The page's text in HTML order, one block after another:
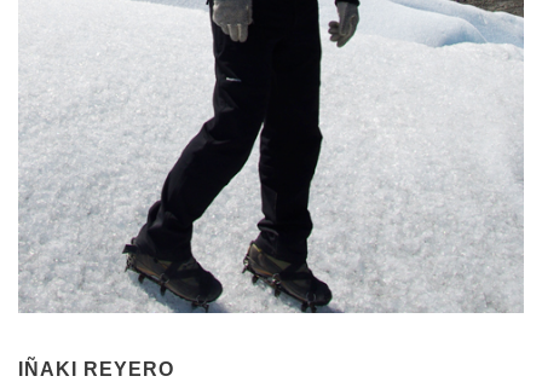
IÑAKI REYERO